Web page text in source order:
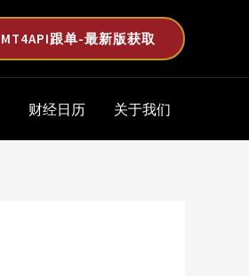
MT4API跟单-最新版获取
财经日历 关于我们